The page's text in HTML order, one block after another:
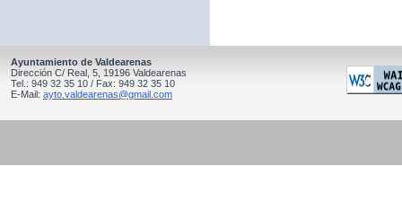
Ayuntamiento de Valdearenas
Dirección C/ Real, 5, 19196 Valdearenas
Tel.: 949 32 35 10 / Fax: 949 32 35 10
E-Mail: ayto.valdearenas@gmail.com